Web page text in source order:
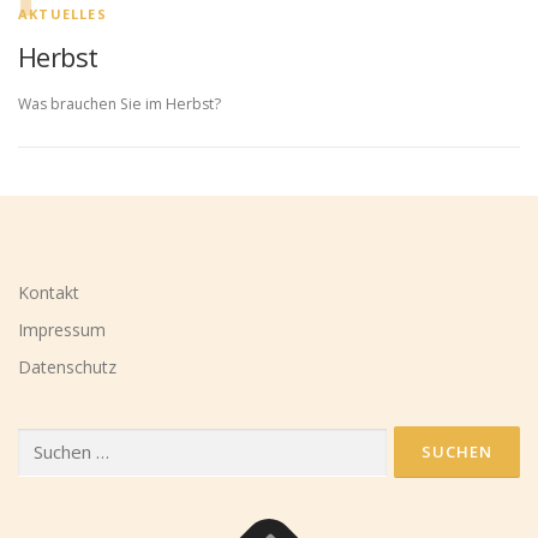
AKTUELLES
Herbst
Was brauchen Sie im Herbst?
Kontakt
Impressum
Datenschutz
Suchen